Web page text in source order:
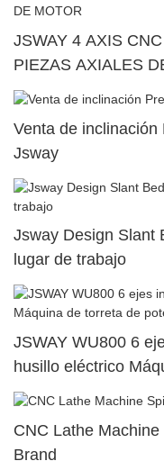
JSWAY 4 AXIS
PIEZAS AXIALES
Venta de
Jsway
Jsway Design Slant
lugar de trabajo
JSWAY WU800 6
husillo eléctrico
superior dual68
CNC Lathe
Brand